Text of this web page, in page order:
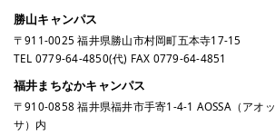
勝山キャンパス
〒911-0025 福井県勝山市村岡町五本寺17-15
TEL 0779-64-4850(代) FAX 0779-64-4851
福井まちなかキャンパス
〒910-0858 福井県福井市手寄1-4-1 AOSSA（アオッ
サ）内